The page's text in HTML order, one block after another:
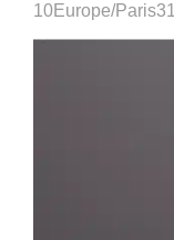
10Europe/